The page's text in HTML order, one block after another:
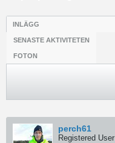
INLÄGG
SENASTE AKTIVITETEN
FOTON
perch61
Registered User